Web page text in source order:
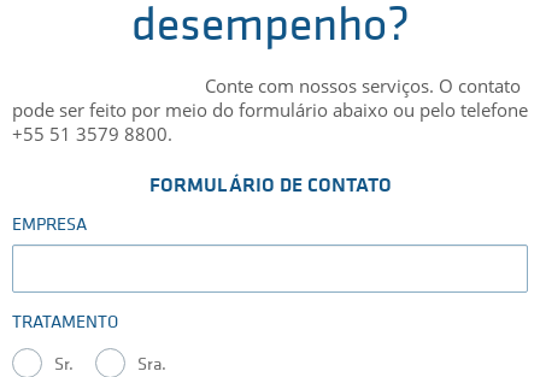
desempenho?
Conte com nossos serviços. O contato
pode ser feito por meio do formulário abaixo ou pelo telefone
+55 51 3579 8800.
FORMULÁRIO DE CONTATO
EMPRESA
TRATAMENTO
Sr. Sra.